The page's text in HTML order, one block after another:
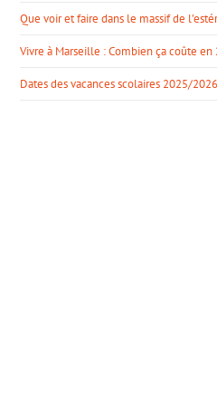
Que voir et faire dans le massif de
Vivre à Marseille : Combien ça coûte en
Dates des vacances scolaires 2025/